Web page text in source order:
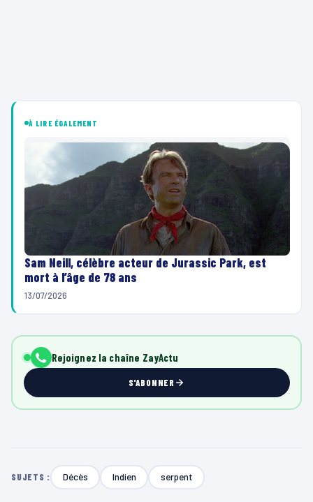
À LIRE ÉGALEMENT
Sam Neill, célèbre acteur de Jurassic Park, est
mort à l’âge de 78 ans
13/07/2026
Rejoignez la chaîne ZayActu
S'ABONNER
SUJETS : Décès Indien serpent